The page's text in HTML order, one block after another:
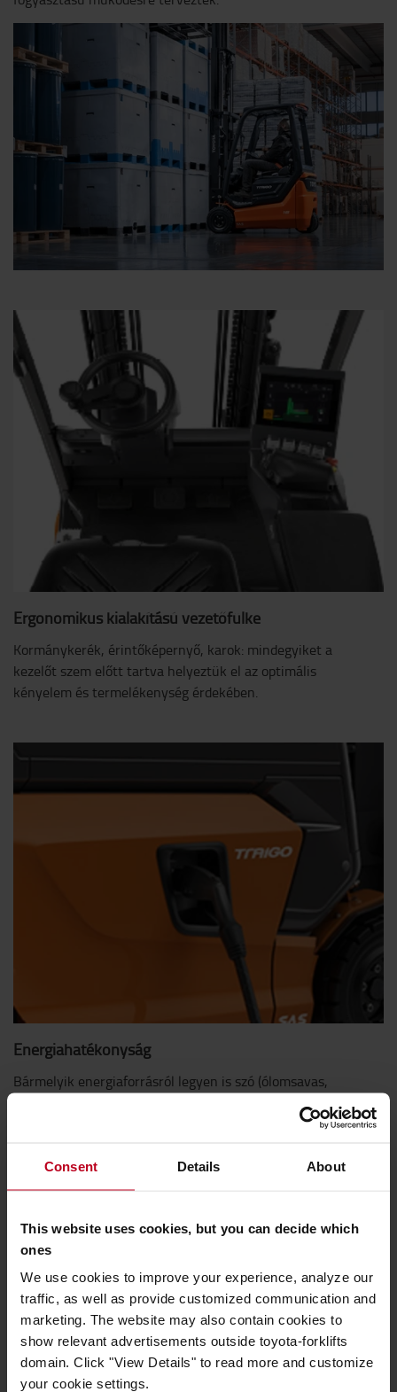
Consent Details About
This website uses cookies, but you can decide which
ones
We use cookies to improve your experience, analyze our
traffic, as well as provide customized communication and
marketing. The website may also contain cookies to
show relevant advertisements outside toyota-forklifts
domain. Click "View Details" to read more and customize
your cookie settings.
Ergonomikus kialakítású vezetőfülke
Kormánykerék, érintőképernyő, karok: mindegyiket a
kezelőt szem előtt tartva helyeztük el az optimális
kényelem és termelékenység érdekében.
Energiahatékonyság
Bármelyik energiaforrásról legyen is szó (ólomsavas,
lítiumionos vagy üzemanyagcellás), az alacsony fogyasztás
garantált, az akkumulátorok cseréje és töltése pedig gyors,